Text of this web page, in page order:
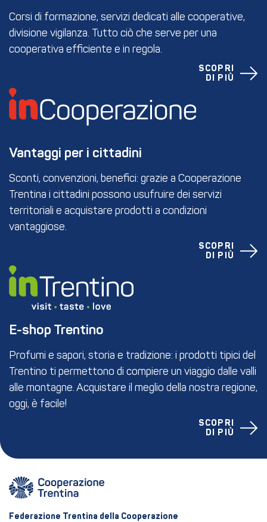
Corsi di formazione, servizi dedicati alle cooperative,
divisione vigilanza. Tutto ciò che serve per una
cooperativa efficiente e in regola.
SCOPRI
DI PIÙ
Vantaggi per i cittadini
Sconti, convenzioni, benefici: grazie a Cooperazione
Trentina i cittadini possono usufruire dei servizi
territoriali e acquistare prodotti a condizioni
vantaggiose.
SCOPRI
DI PIÙ
E-shop Trentino
Profumi e sapori, storia e tradizione: i prodotti tipici del
Trentino ti permettono di compiere un viaggio dalle valli
alle montagne. Acquistare il meglio della nostra regione,
oggi, è facile!
SCOPRI
DI PIÙ
Federazione Trentina della Cooperazione